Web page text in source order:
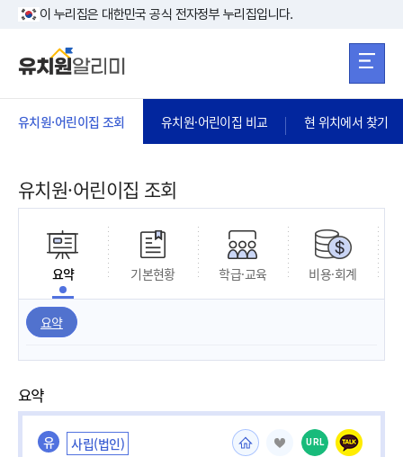
본문 바로가기
이 누리집은 대한민국 공식 전자정부 누리집입니다.
유치원·어린이집 조회 유치원·어린이집 비교 현 위치에서 찾기
유치원·어린이집 조회
요약 기본현황 학급·교육 비용·회계
요약
요약
유 사립(법인) URL